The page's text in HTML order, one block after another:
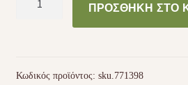
ΠΡΟΣΘΉΚΗ ΣΤΟ
Κωδικός προϊόντος: sku.771398